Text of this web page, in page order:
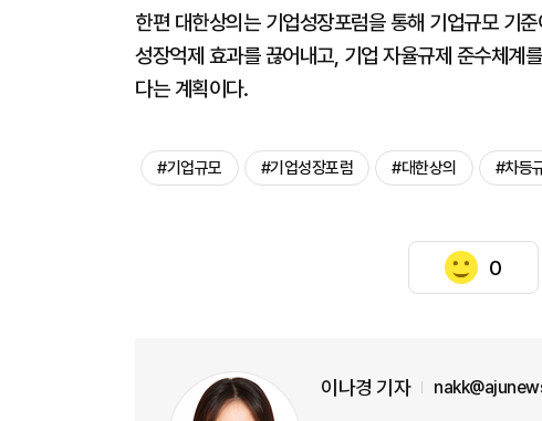
한편 대한상의는 기업성장포럼을 통해 기업규모 기
성장억제 효과를 끊어내고, 기업 자율규제 준수체계
다는 계획이다.
#기업규모 #기업성장포럼 #대한상의 #차등
0
이나경 기자